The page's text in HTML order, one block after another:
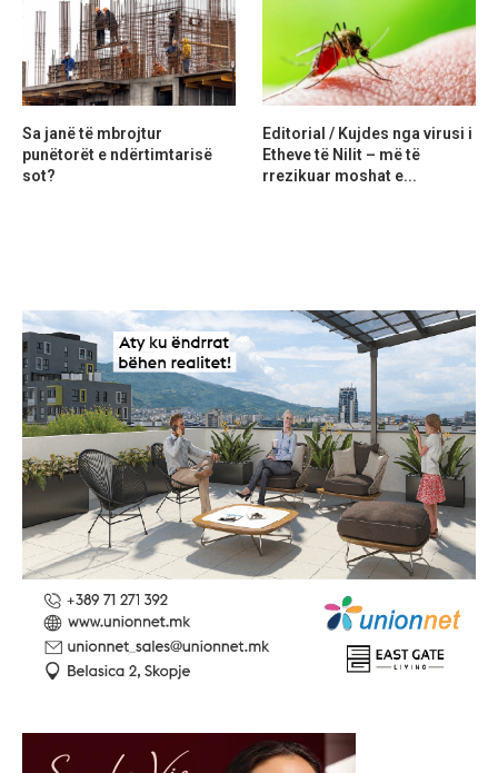
Sa janë të mbrojtur
punëtorët e ndërtimtarisë
sot?
Editorial / Kujdes nga virusi i
Etheve të Nilit – më të
rrezikuar moshat e...